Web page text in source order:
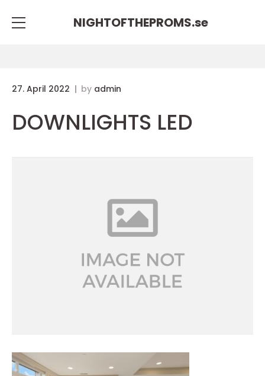
NIGHTOFTHEPROMS.se
27. April 2022 by admin
DOWNLIGHTS LED